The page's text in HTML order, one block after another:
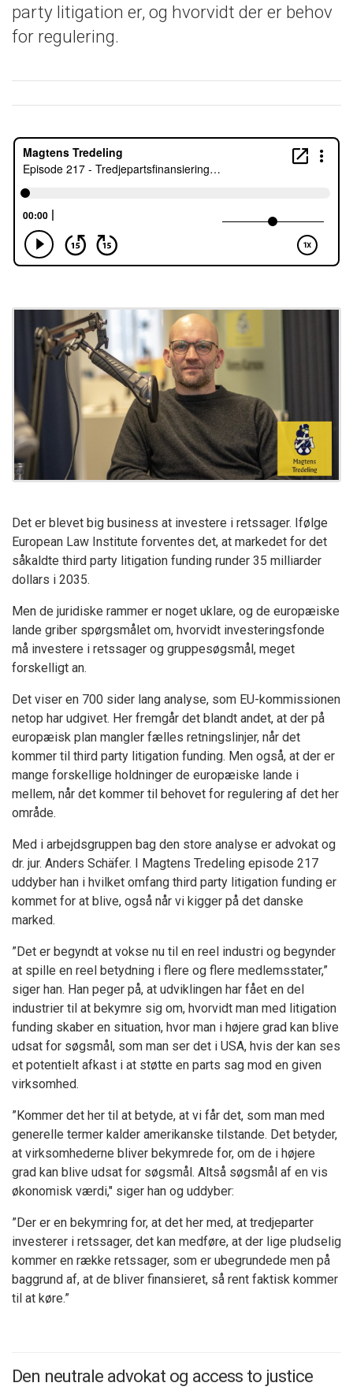
party litigation er, og hvorvidt der er behov
for regulering.
Det er blevet big business at investere i retssager. Ifølge
European Law Institute forventes det, at markedet for det
såkaldte third party litigation funding runder 35 milliarder
dollars i 2035.
Men de juridiske rammer er noget uklare, og de europæiske
lande griber spørgsmålet om, hvorvidt investeringsfonde
må investere i retssager og gruppesøgsmål, meget
forskelligt an.
Det viser en 700 sider lang analyse, som EU-kommissionen
netop har udgivet. Her fremgår det blandt andet, at der på
europæisk plan mangler fælles retningslinjer, når det
kommer til third party litigation funding. Men også, at der er
mange forskellige holdninger de europæiske lande i
mellem, når det kommer til behovet for regulering af det her
område.
Med i arbejdsgruppen bag den store analyse er advokat og
dr. jur. Anders Schäfer. I Magtens Tredeling episode 217
uddyber han i hvilket omfang third party litigation funding er
kommet for at blive, også når vi kigger på det danske
marked.
”Det er begyndt at vokse nu til en reel industri og begynder
at spille en reel betydning i flere og flere medlemsstater,”
siger han. Han peger på, at udviklingen har fået en del
industrier til at bekymre sig om, hvorvidt man med litigation
funding skaber en situation, hvor man i højere grad kan blive
udsat for søgsmål, som man ser det i USA, hvis der kan ses
et potentielt afkast i at støtte en parts sag mod en given
virksomhed.
”Kommer det her til at betyde, at vi får det, som man med
generelle termer kalder amerikanske tilstande. Det betyder,
at virksomhederne bliver bekymrede for, om de i højere
grad kan blive udsat for søgsmål. Altså søgsmål af en vis
økonomisk værdi," siger han og uddyber:
”Der er en bekymring for, at det her med, at tredjeparter
investerer i retssager, det kan medføre, at der lige pludselig
kommer en række retssager, som er ubegrundede men på
baggrund af, at de bliver finansieret, så rent faktisk kommer
til at køre.”
Den neutrale advokat og access to justice